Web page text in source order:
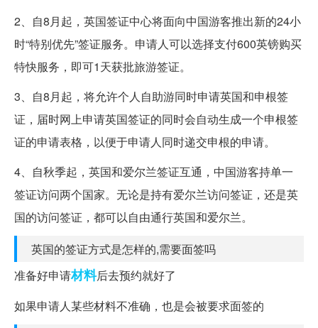
2、自8月起，英国签证中心将面向中国游客推出新的24小
时“特别优先”签证服务。申请人可以选择支付600英镑购买
特快服务，即可1天获批旅游签证。
3、自8月起，将允许个人自助游同时申请英国和申根签
证，届时网上申请英国签证的同时会自动生成一个申根签
证的申请表格，以便于申请人同时递交申根的申请。
4、自秋季起，英国和爱尔兰签证互通，中国游客持单一
签证访问两个国家。无论是持有爱尔兰访问签证，还是英
国的访问签证，都可以自由通行英国和爱尔兰。
英国的签证方式是怎样的,需要面签吗
准备好申请材料后去预约就好了
如果申请人某些材料不准确，也是会被要求面签的